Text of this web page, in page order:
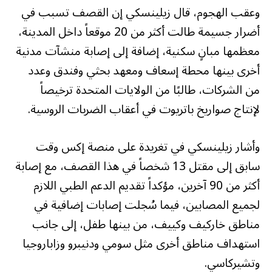
وعقب الهجوم، قال زيلينسكي إن القصف تسبب في
أضرار جسيمة طالت أكثر من 20 موقعاً داخل المدينة،
معظمها مبانٍ سكنية، إضافة إلى إصابة منشآت مدنية
أخرى بينها محطة إسعاف ومعهد بحثي وفندق وعدد
من الشركات، طالبًا من الولايات المتحدة ترخيصاً
لإنتاج صواريخ باتريوت في أعقاب الضربات الروسية.
وأشار زيلينسكي في تغريدة على منصة إكس وقت
سابق إلى مقتل 13 شخصاً في هذا القصف، مع إصابة
أكثر من 90 آخرين، مؤكداً تقديم الدعم الطبي اللازم
لجميع المصابين، فيما سُجلت إصابات إضافية في
مناطق خاركيف وكييف، من بينها طفل، إلى جانب
استهداف مناطق أخرى مثل سومي ودنيبرو وزاباروجيا
وتشيركاسي.